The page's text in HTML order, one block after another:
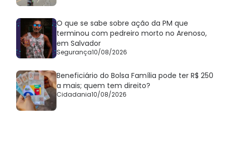
O que se sabe sobre ação da PM que
terminou com pedreiro morto no Arenoso,
em Salvador
Segurança10/08/2026
Beneficiário do Bolsa Família pode ter R$ 250
a mais; quem tem direito?
Cidadania10/08/2026